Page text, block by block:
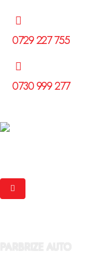
0729 227 755
0730 999 277